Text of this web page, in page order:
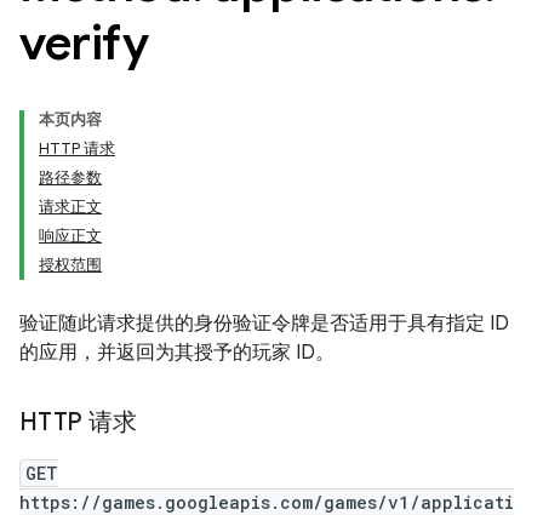
verify
本页内容
HTTP 请求
路径参数
请求正文
响应正文
授权范围
验证随此请求提供的身份验证令牌是否适用于具有指定 ID
的应用，并返回为其授予的玩家 ID。
HTTP 请求
GET
https://games.googleapis.com/games/v1/applicati